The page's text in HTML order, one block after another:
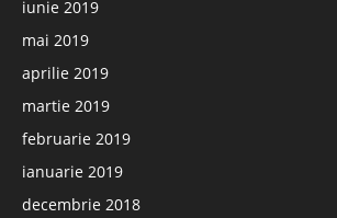
iunie 2019
mai 2019
aprilie 2019
martie 2019
februarie 2019
ianuarie 2019
decembrie 2018